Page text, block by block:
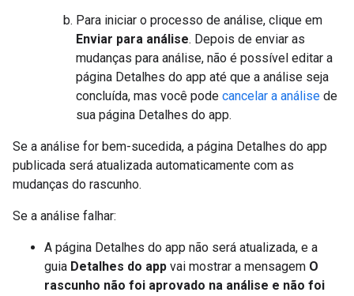
Para iniciar o processo de análise, clique em
Enviar para análise. Depois de enviar as
mudanças para análise, não é possível editar a
página Detalhes do app até que a análise seja
concluída, mas você pode cancelar a análise de
sua página Detalhes do app.
Se a análise for bem-sucedida, a página Detalhes do app
publicada será atualizada automaticamente com as
mudanças do rascunho.
Se a análise falhar:
A página Detalhes do app não será atualizada, e a
guia Detalhes do app vai mostrar a mensagem O
rascunho não foi aprovado na análise e não foi